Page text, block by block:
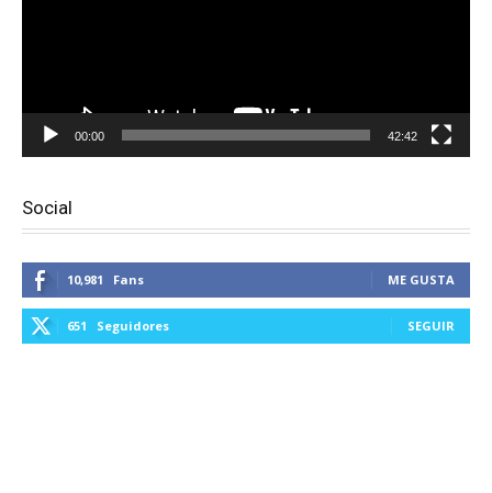
00:00 42:42
Social
10,981 Fans ME GUSTA
651 Seguidores SEGUIR